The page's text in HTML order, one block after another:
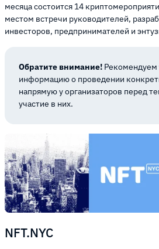
месяца состоится 14
местом встречи руководителей,
инвесторов, предпринимателей и
Обратите внимание! Рекомендуем
информацию о проведении
напрямую у организаторов перед
участие в них.
NFT.NYC